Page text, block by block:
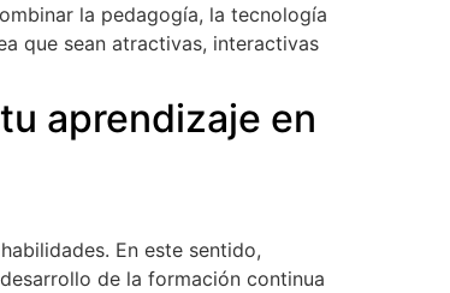
la pedagogía, la tecnología
que sean atractivas, interactivas
aprendizaje en
En este sentido,
de la formación continua